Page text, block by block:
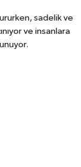
sadelik ve
ve insanlara